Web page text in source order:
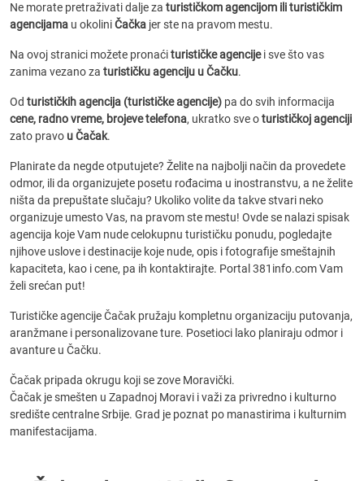
Ne morate pretraživati dalje za turističkom agencijom ili turističkim
agencijama u okoliniČačka jer ste na pravom mestu.
Na ovoj stranici možete pronaćiturističke agencijei sve što vas
zanima vezano za turističku agenciju u Čačku.
Od turističkih agencija (turističke agencije) pa do svih informacija
cene, radno vreme, brojeve telefona, ukratko sve oturističkoj agenciji
zato pravo u Čačak.
Planirate da negde otputujete? Želite na najbolji način da provedete
odmor, ili da organizujete posetu rođacima u inostranstvu, a ne želite
ništa da prepuštate slučaju? Ukoliko volite da takve stvari neko
organizuje umesto Vas, na pravom ste mestu! Ovde se nalazi spisak
agencija koje Vam nude celokupnu turističku ponudu, pogledajte
njihove uslove i destinacije koje nude, opis i fotografije smeštajnih
kapaciteta, kao i cene, pa ih kontaktirajte. Portal 381info.com Vam
želi srećan put!
Turističke agencije Čačak pružaju kompletnu organizaciju putovanja,
aranžmane i personalizovane ture. Posetioci lako planiraju odmor i
avanture u Čačku.
Čačak pripada okrugu koji se zove Moravički.
Čačak je smešten u Zapadnoj Moravi i važi za privredno i kulturno
središte centralne Srbije. Grad je poznat po manastirima i kulturnim
manifestacijama.